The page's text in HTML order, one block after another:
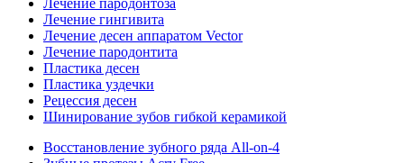
Лечение пародонтоза
Лечение гингивита
Лечение десен аппаратом Vector
Лечение пародонтита
Пластика десен
Пластика уздечки
Рецессия десен
Шинирование зубов гибкой керамикой
Восстановление зубного ряда All‑on‑4